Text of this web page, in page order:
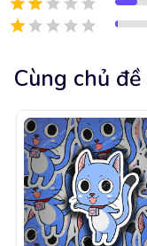
Cùng chủ đề